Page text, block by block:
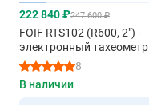
222 840 ₽247 600 ₽
FOIF RTS102 (R600, 2") -
электронный тахеометр
8
В наличии